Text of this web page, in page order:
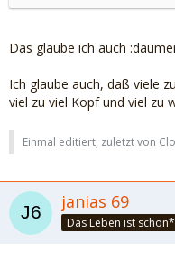
Das glaube ich auch
Ich glaube auch, daß viele
viel zu viel Kopf und viel zu
Einmal editiert, zuletzt von
janias 69
Das Leben ist